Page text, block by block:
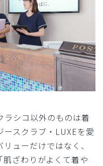
ラシコ以外のものは着
スクラブ・LUXEを愛
ューだけではなく、
ざわりがよくて着や